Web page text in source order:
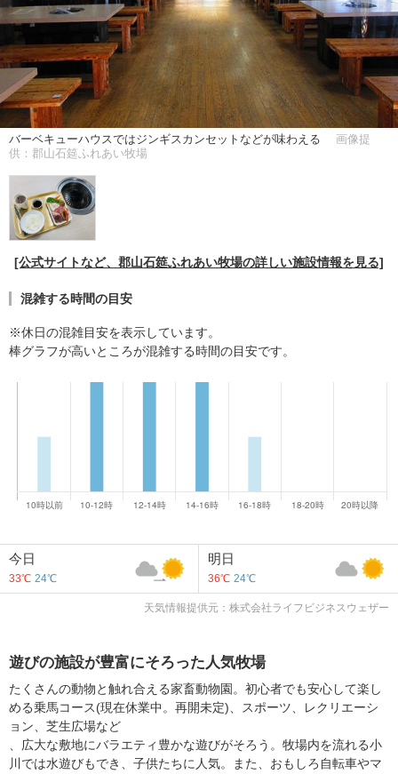
バーベキューハウスではジンギスカンセットなどが味わえる
画像提
供：郡山石筵ふれあい牧場
[公式サイトなど、郡山石筵ふれあい牧場の詳しい施設情報を見る]
混雑する時間の目安
※休日の混雑目安を表示しています。
棒グラフが高いところが混雑する時間の目安です。
今日
33℃ 24℃
明日
36℃ 24℃
天気情報提供元：株式会社ライフビジネスウェザー
遊びの施設が豊富にそろった人気牧場
たくさんの動物と触れ合える家畜動物園。初心者でも安心して楽し
める乗馬コース(現在休業中。再開未定)、スポーツ、レクリエーシ
ョン、芝生広場など
、広大な敷地にバラエティ豊かな遊びがそろう。牧場内を流れる小
川では水遊びもでき、子供たちに人気。また、おもしろ自転車やマ